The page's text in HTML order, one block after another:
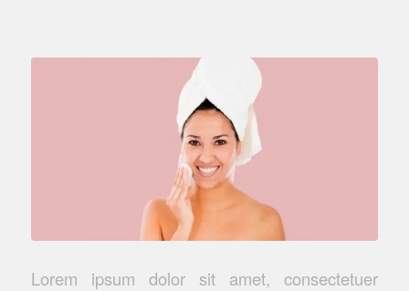
Lorem ipsum dolor sit amet, consectetuer